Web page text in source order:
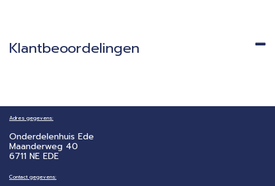
Klantbeoordelingen
Adres gegevens:
Onderdelenhuis Ede
Maanderweg 40
6711 NE EDE
Contact gegevens: